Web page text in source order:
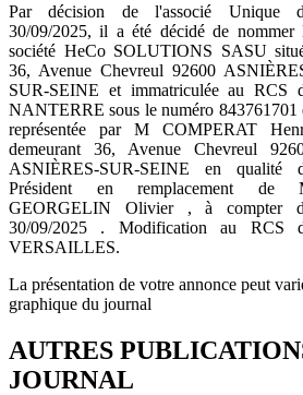
Par décision de l'associé Unique
30/09/2025, il a été décidé de nommer
société HeCo SOLUTIONS SASU
36, Avenue Chevreul 92600
SUR-SEINE et immatriculée au RCS
NANTERRE sous le numéro 843761701
représentée par M COMPERAT
demeurant 36, Avenue Chevreul
ASNIÈRES-SUR-SEINE en qualité
Président en remplacement de
GEORGELIN Olivier , à compter
30/09/2025 . Modification au RCS
VERSAILLES.
La présentation de votre annonce peut
graphique du journal
AUTRES
JOURNAL